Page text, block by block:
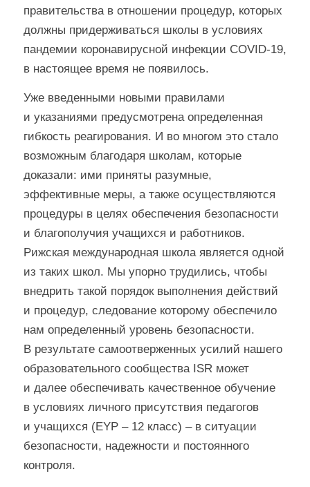
правительства в отношении процедур, которых
должны придерживаться школы в условиях
пандемии коронавирусной инфекции COVID-19,
в настоящее время не появилось.
Уже введенными новыми правилами
и указаниями предусмотрена определенная
гибкость реагирования. И во многом это стало
возможным благодаря школам, которые
доказали: ими приняты разумные,
эффективные меры, а также осуществляются
процедуры в целях обеспечения безопасности
и благополучия учащихся и работников.
Рижская международная школа является одной
из таких школ. Мы упорно трудились, чтобы
внедрить такой порядок выполнения действий
и процедур, следование которому обеспечило
нам определенный уровень безопасности.
В результате самоотверженных усилий нашего
образовательного сообщества ISR может
и далее обеспечивать качественное обучение
в условиях личного присутствия педагогов
и учащихся (EYP – 12 класс) – в ситуации
безопасности, надежности и постоянного
контроля.